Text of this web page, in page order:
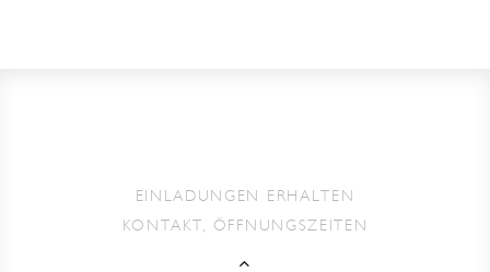
EINLADUNGEN ERHALTEN
KONTAKT, ÖFFNUNGSZEITEN